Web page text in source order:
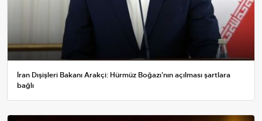
İran Dışişleri Bakanı Arakçi: Hürmüz Boğazı'nın açılması şartlara
bağlı